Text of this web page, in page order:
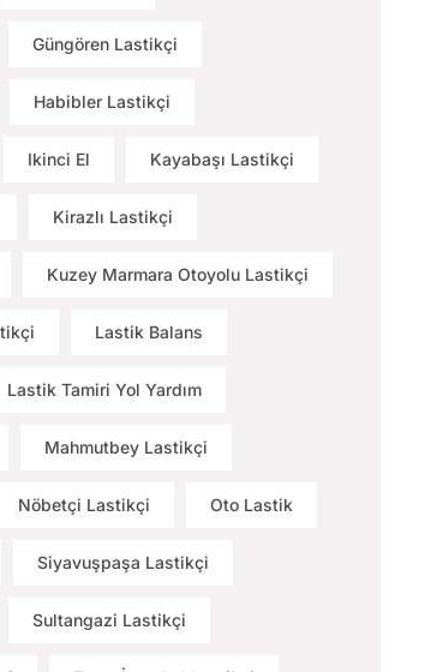
Güngören Lastikçi
Habibler Lastikçi
Ikinci El Kayabaşı Lastikçi
Kirazlı Lastikçi
Kuzey Marmara Otoyolu Lastikçi
Lastik Balans
Lastik Tamiri Yol Yardım
Mahmutbey Lastikçi
Nöbetçi Lastikçi Oto Lastik
Siyavuşpaşa Lastikçi
Sultangazi Lastikçi